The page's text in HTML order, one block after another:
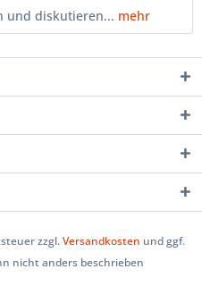
und diskutieren... mehr
zzgl.Versandkosten und ggf.
nicht anders beschrieben